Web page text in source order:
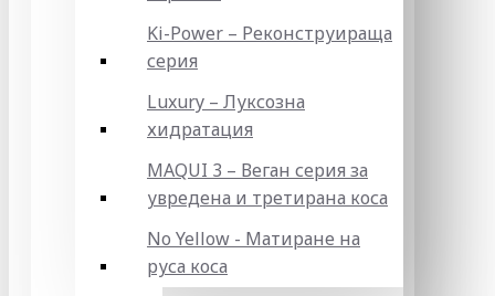
Ki-Power – Реконструираща
серия
Luxury – Луксозна
хидратация
MAQUI 3 – Веган серия за
увредена и третирана коса
No Yellow - Матиране на
руса коса